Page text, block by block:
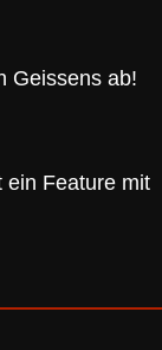
Geissens ab!
ein Feature mit